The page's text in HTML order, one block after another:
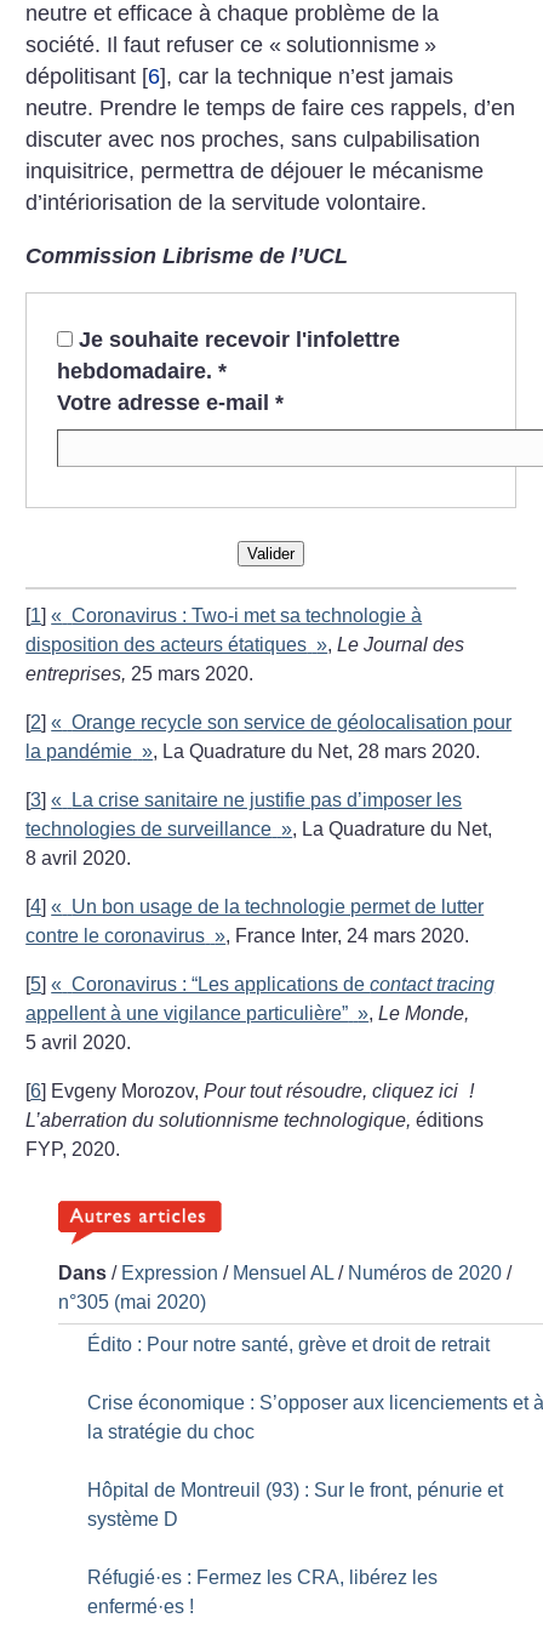
neutre et efficace à chaque problème de la
société. Il faut refuser ce « solutionnisme »
dépolitisant [6], car la technique n’est jamais
neutre. Prendre le temps de faire ces rappels, d’en
discuter avec nos proches, sans culpabilisation
inquisitrice, permettra de déjouer le mécanisme
d’intériorisation de la servitude volontaire.
Commission Librisme de l’UCL
Je souhaite recevoir l'infolettre
hebdomadaire. *
Votre adresse e-mail *
Valider
[1]« Coronavirus : Two-i met sa technologie à
disposition des acteurs étatiques »,Le Journal des
entreprises, 25 mars 2020.
[2]« Orange recycle son service de géolocalisation pour
la pandémie », La Quadrature du Net, 28 mars 2020.
[3]«
La crise sanitaire ne justifie pas d’imposer les
technologies de surveillance », La Quadrature du Net,
8 avril 2020.
[4]« Un bon usage de la technologie permet de lutter
contre le coronavirus », France Inter, 24 mars 2020.
[5]« Coronavirus : “Les applications decontact tracing
appellent à une vigilance particulière” »,Le Monde,
5 avril 2020.
[6] Evgeny Morozov,Pour tout résoudre, cliquez ici !
L’aberration du solutionnisme technologique, éditions
FYP, 2020.
Dans / Expression / Mensuel AL / Numéros de 2020 /
n°305 (mai 2020)
Édito : Pour notre santé, grève et droit de retrait
Crise économique : S’opposer aux licenciements et
la stratégie du choc
Hôpital de Montreuil (93) : Sur le front, pénurie et
système D
Réfugié·es : Fermez les CRA, libérez les
enfermé·es !